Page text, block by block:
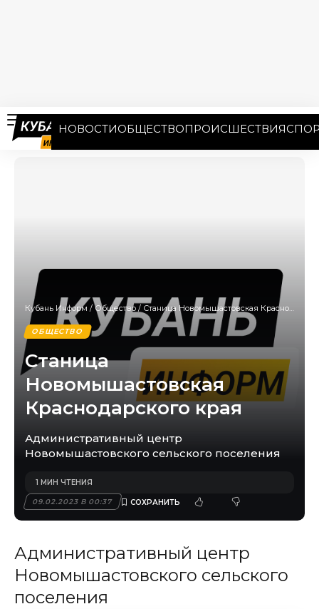
НОВОСТИОБЩЕСТВОПРОИСШЕСТВИЯ
Кубань Информ /Общество / Станица Новомышастовская Краснодарского края
ОБЩЕСТВО
Станица
Новомышастовская
Краснодарского края
Административный центр
Новомышастовского сельского поселения
09.02.2023 В 00:37
1 МИН ЧТЕНИЯ
Административный центр
Новомышастовского сельского
поселения